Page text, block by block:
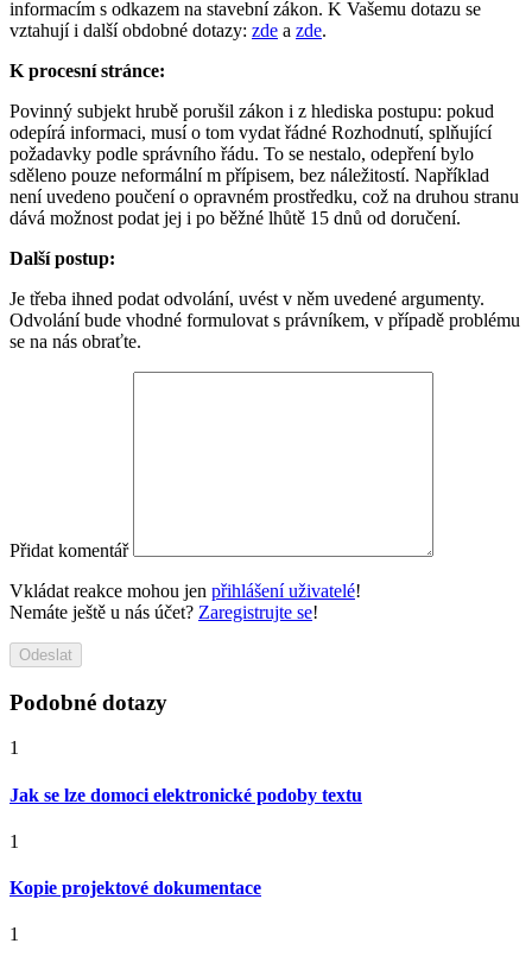
informacím s odkazem na stavební zákon. K Vašemu dotazu se
vztahují i další obdobné dotazy: zde a zde.
K procesní stránce:
Povinný subjekt hrubě porušil zákon i z hlediska postupu: pokud
odepírá informaci, musí o tom vydat řádné Rozhodnutí, splňující
požadavky podle správního řádu. To se nestalo, odepření bylo
sděleno pouze neformální m přípisem, bez náležitostí. Například
není uvedeno poučení o opravném prostředku, což na druhou stranu
dává možnost podat jej i po běžné lhůtě 15 dnů od doručení.
Další postup:
Je třeba ihned podat odvolání, uvést v něm uvedené argumenty.
Odvolání bude vhodné formulovat s právníkem, v případě problému
se na nás obraťte.
Přidat komentář
Vkládat reakce mohou jen přihlášení uživatelé!
Nemáte ještě u nás účet? Zaregistrujte se!
Odeslat
Podobné dotazy
1
Jak se lze domoci elektronické podoby textu
1
Kopie projektové dokumentace
1